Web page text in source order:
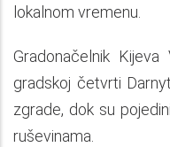
lokalnom vremenu.
Gradonačelnik
gradskoj četvrti
zgrade, dok su
ruševinama.